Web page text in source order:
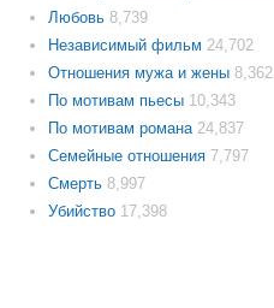
Любовь 8,739
Независимый фильм 24,702
Отношения мужа и жены 8,362
По мотивам пьесы 10,343
По мотивам романа 24,837
Семейные отношения 7,797
Смерть 8,997
Убийство 17,398